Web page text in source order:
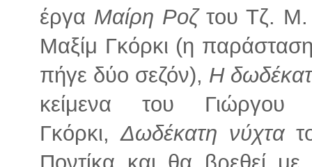
έργα Μαίρη Ροζτου Τζ. Μ.
Μαξίμ Γκόρκι (η παράσταση
πήγε δύο σεζόν), Η
κείμενα του
Γκόρκι,Δωδέκατη νύχτα
Ποντίκα και θα βρεθεί με